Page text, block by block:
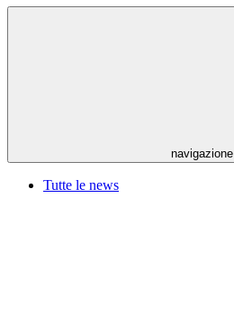
navigazione
Tutte le news